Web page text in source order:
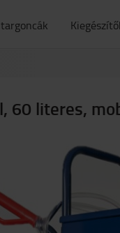
60 literes,